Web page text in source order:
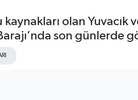
olan
son günlerde